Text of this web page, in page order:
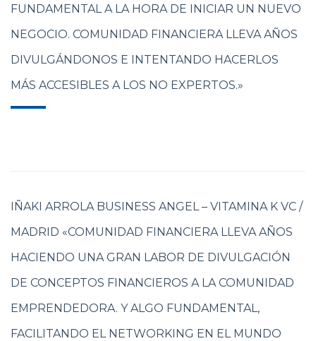
FUNDAMENTAL A LA HORA DE INICIAR UN NUEVO
NEGOCIO. COMUNIDAD FINANCIERA LLEVA AÑOS
DIVULGÁNDONOS E INTENTANDO HACERLOS
MÁS ACCESIBLES A LOS NO EXPERTOS.»
IÑAKI ARROLA BUSINESS ANGEL – VITAMINA K VC /
MADRID «COMUNIDAD FINANCIERA LLEVA AÑOS
HACIENDO UNA GRAN LABOR DE DIVULGACIÓN
DE CONCEPTOS FINANCIEROS A LA COMUNIDAD
EMPRENDEDORA. Y ALGO FUNDAMENTAL,
FACILITANDO EL NETWORKING EN EL MUNDO